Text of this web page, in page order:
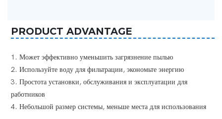
PRODUCT ADVANTAGE
1. Может эффективно уменьшить загрязнение пылью
2. Используйте воду для фильтрации, экономьте энергию
3. Простота установки, обслуживания и эксплуатации для
работников
4. Небольшой размер системы, меньше места для использования